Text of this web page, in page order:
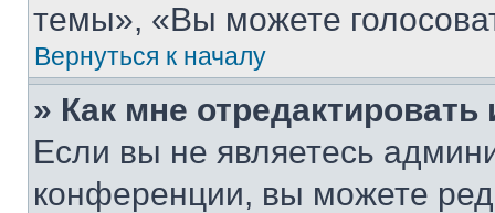
темы», «Вы можете
Вернуться к началу
» Как мне
Если вы не являетесь
конференции, вы можете